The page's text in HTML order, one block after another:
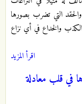
التي تضرب بصورها
الكذب والخداع في أي نزاع
اقرأ المزيد
في قلب معادلة